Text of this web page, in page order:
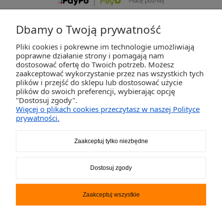
ZAKUPY
POMOC
2K-Invest Sp. j. Ul. Św. Wojciecha 60, 41-922 Radzionków, śląskie NIP: 645-241-94-
Dbamy o Twoją prywatność
Pliki cookies i pokrewne im technologie umożliwiają
poprawne działanie strony i pomagają nam
dostosować ofertę do Twoich potrzeb. Możesz
zaakceptować wykorzystanie przez nas wszystkich tych
plików i przejść do sklepu lub dostosować użycie
plików do swoich preferencji, wybierając opcję
"Dostosuj zgody".
Więcej o plikach cookies przeczytasz w naszej Polityce
prywatności.
Zaakceptuj tylko niezbędne
Dostosuj zgody
Zaakceptuj wszystkie